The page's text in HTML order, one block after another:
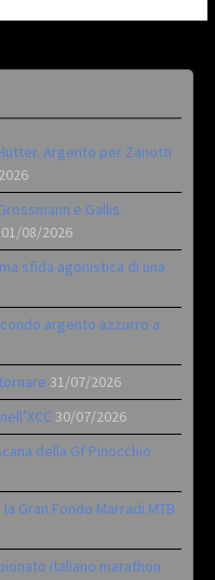
Argento per Zanotti
e Gallis.
01/08/2026
sfida agonistica di una
argento azzurro a
31/07/2026
30/07/2026
della Gf Pinocchio
Gran Fondo Marradi MTB
italiano marathon